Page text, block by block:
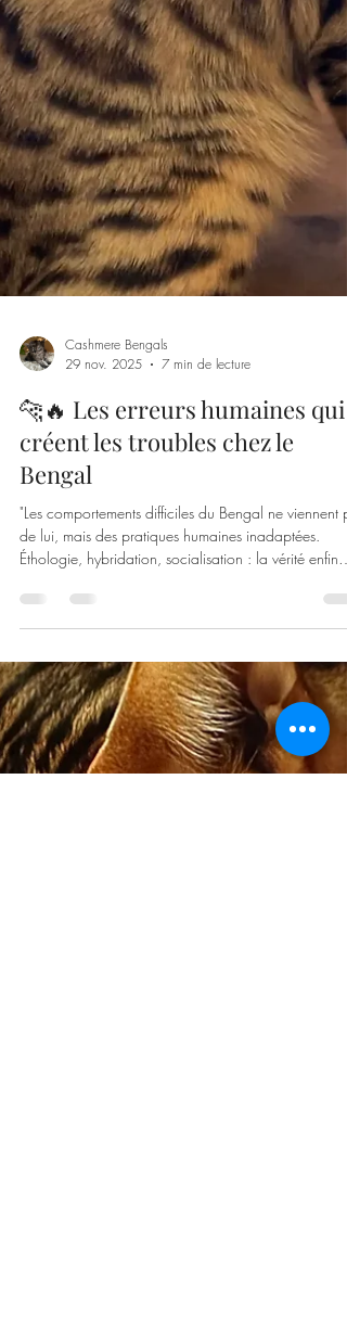
Cashmere Bengals
29 nov. 2025
7 min de lecture
🐆🔥 Les erreurs humaines qui
créent les troubles chez le
Bengal
"Les comportements difficiles du Bengal ne viennent